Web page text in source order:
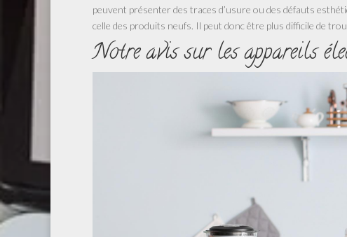
peuvent présenter des traces d’usure ou des défauts
celle des produits neufs. Il peut donc être plus difficile de
Notre avis sur les appareils